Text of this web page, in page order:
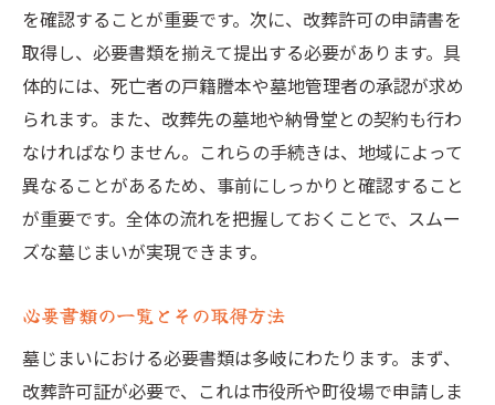
を確認することが重要です。次に、改葬許可の申請書を
取得し、必要書類を揃えて提出する必要があります。具
体的には、死亡者の戸籍謄本や墓地管理者の承認が求め
られます。また、改葬先の墓地や納骨堂との契約も行わ
なければなりません。これらの手続きは、地域によって
異なることがあるため、事前にしっかりと確認すること
が重要です。全体の流れを把握しておくことで、スムー
ズな墓じまいが実現できます。
必要書類の一覧とその取得方法
墓じまいにおける必要書類は多岐にわたります。まず、
改葬許可証が必要で、これは市役所や町役場で申請しま